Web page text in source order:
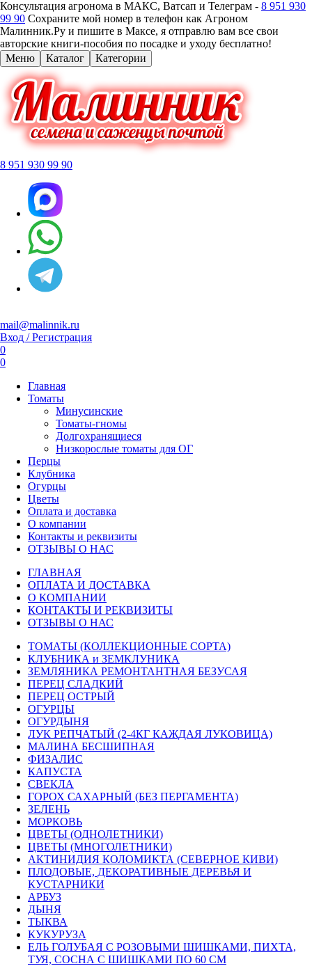
Консультация агронома в МАКС, Ватсап и Телеграм - 8 951 930
99 90 Сохраните мой номер в телефон как Агроном
Малинник.Ру и пишите в Максе, я отправлю вам все свои
авторские книги-пособия по посадке и уходу бесплатно!
Меню
Каталог Категории
8 951 930 99 90
mail@malinnik.ru
Вход / Регистрация
0
0
Главная
Томаты
Минусинские
Томаты-гномы
Долгохранящиеся
Низкорослые томаты для ОГ
Перцы
Клубника
Огурцы
Цветы
Оплата и доставка
О компании
Контакты и реквизиты
ОТЗЫВЫ О НАС
ГЛАВНАЯ
ОПЛАТА И ДОСТАВКА
О КОМПАНИИ
КОНТАКТЫ И РЕКВИЗИТЫ
ОТЗЫВЫ О НАС
ТОМАТЫ (КОЛЛЕКЦИОННЫЕ СОРТА)
КЛУБНИКА и ЗЕМКЛУНИКА
ЗЕМЛЯНИКА РЕМОНТАНТНАЯ БЕЗУСАЯ
ПЕРЕЦ СЛАДКИЙ
ПЕРЕЦ ОСТРЫЙ
ОГУРЦЫ
ОГУРДЫНЯ
ЛУК РЕПЧАТЫЙ (2-4КГ КАЖДАЯ ЛУКОВИЦА)
МАЛИНА БЕСШИПНАЯ
ФИЗАЛИС
КАПУСТА
СВЕКЛА
ГОРОХ САХАРНЫЙ (БЕЗ ПЕРГАМЕНТА)
ЗЕЛЕНЬ
МОРКОВЬ
ЦВЕТЫ (ОДНОЛЕТНИКИ)
ЦВЕТЫ (МНОГОЛЕТНИКИ)
АКТИНИДИЯ КОЛОМИКТА (СЕВЕРНОЕ КИВИ)
ПЛОДОВЫЕ, ДЕКОРАТИВНЫЕ ДЕРЕВЬЯ И
КУСТАРНИКИ
АРБУЗ
ДЫНЯ
ТЫКВА
КУКУРУЗА
ЕЛЬ ГОЛУБАЯ С РОЗОВЫМИ ШИШКАМИ, ПИХТА,
ТУЯ, СОСНА С ШИШКАМИ ПО 60 СМ